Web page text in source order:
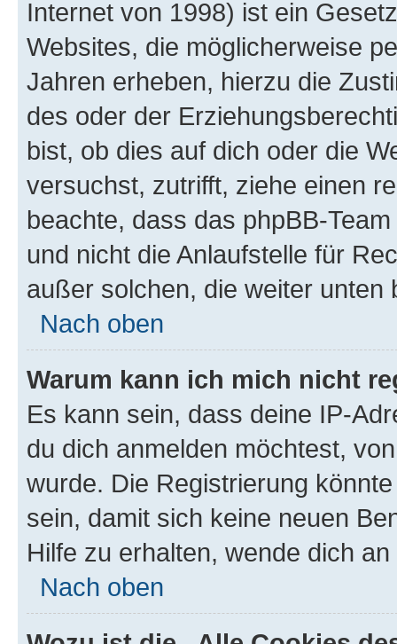
Internet von 1998) ist ein
Websites, die möglicherweise
Jahren erheben, hierzu die
des oder der
bist, ob dies auf dich oder die
versuchst, zutrifft, ziehe einen
beachte, dass das phpBB-
und nicht die Anlaufstelle für
außer solchen, die weiter unten
Nach oben
Warum kann ich mich nicht
Es kann sein, dass deine IP-
du dich anmelden möchtest,
wurde. Die Registrierung
sein, damit sich keine neuen
Hilfe zu erhalten, wende dich
Nach oben